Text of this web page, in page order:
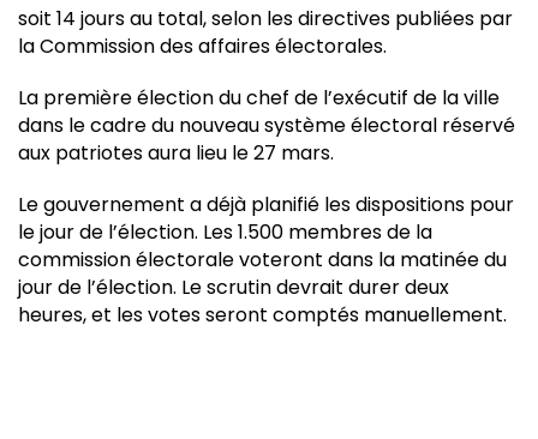
soit 14 jours au total, selon les directives publiées par
la Commission des affaires électorales.
La première élection du chef de l’exécutif de la ville
dans le cadre du nouveau système électoral réservé
aux patriotes aura lieu le 27 mars.
Le gouvernement a déjà planifié les dispositions pour
le jour de l’élection. Les 1.500 membres de la
commission électorale voteront dans la matinée du
jour de l’élection. Le scrutin devrait durer deux
heures, et les votes seront comptés manuellement.